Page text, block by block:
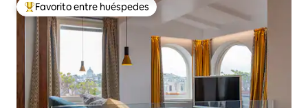
Favorito entre los huéspedes más destacados
Favorito entre huéspedes